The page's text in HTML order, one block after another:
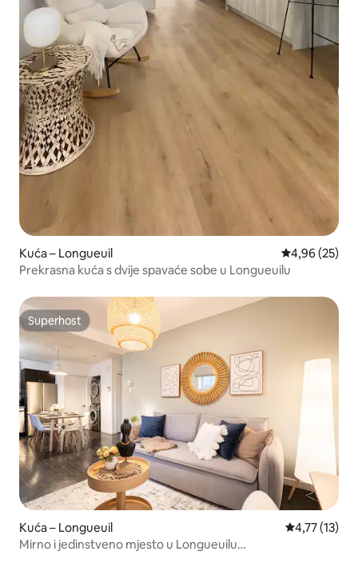
Kuća – Longueuil Prosječna
4,96 (25)
Prekrasna kuća s dvije spavaće sobe u Longueuilu
Superhost
Superhost
Kuća – Longueuil Prosječna
4,77 (13)
Mirno i jedinstveno mjesto u Longueuilu